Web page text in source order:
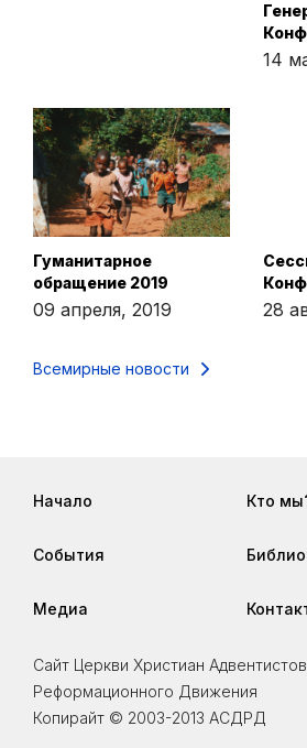
14
Гуманитарное
обращение 2019
09 апреля, 2019 28
Всемирные новости
Начало Кто
События
Медиа
Сайт Церкви Христиан
Реформационного Движения
Копирайт © 2003-2013 АСДРД